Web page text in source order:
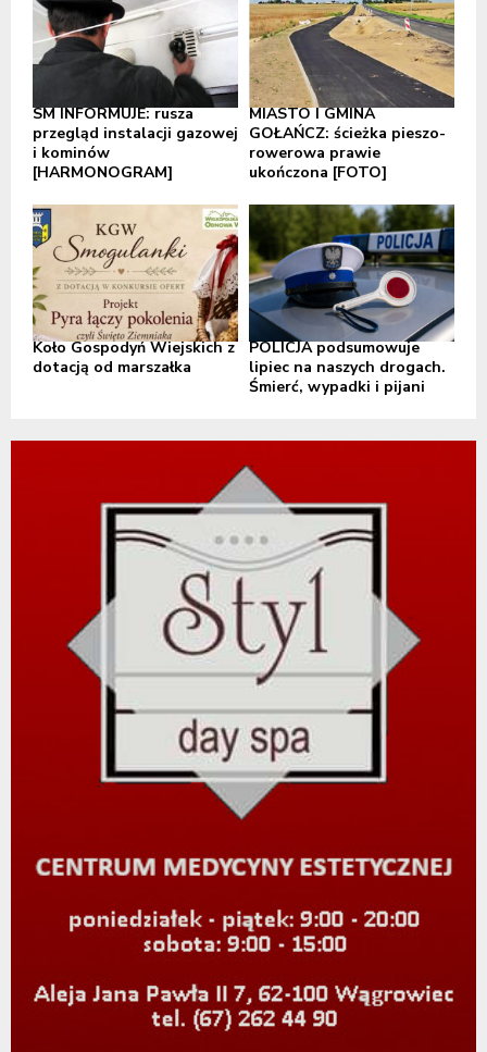
SM INFORMUJE: rusza
przegląd instalacji gazowej
i kominów
[HARMONOGRAM]
MIASTO I GMINA
GOŁAŃCZ: ścieżka pieszo-
rowerowa prawie
ukończona [FOTO]
Koło Gospodyń Wiejskich z
dotacją od marszałka
POLICJA podsumowuje
lipiec na naszych drogach.
Śmierć, wypadki i pijani